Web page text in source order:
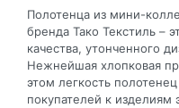
Полотенца из мини-
бренда Тако Текстиль –
качества, утонченного
Нежнейшая хлопковая
этом легкость
покупателей к изделиям